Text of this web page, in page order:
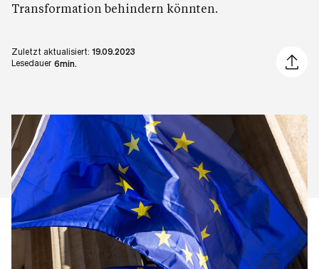
Transformation behindern könnten.
Zuletzt aktualisiert: 19.09.2023
Lesedauer 6min.
Artikel